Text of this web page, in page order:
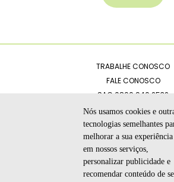
TRABALHE CONOSCO
FALE CONOSCO
SAC 0800 940 2532
CATÁLOGOS
POLÍTICA DE
CÓDIGO DE ÉTICA
Nós usamos cookies e
tecnologias semelhantes
melhorar a sua experiência
em nossos serviços,
personalizar publicidade e
recomendar conteúdo de